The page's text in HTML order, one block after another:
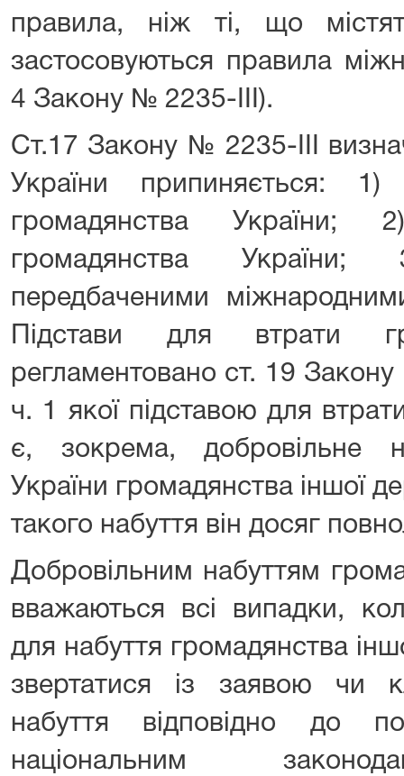
правила, ніж ті, що
застосовуються правила
4 Закону № 2235-III).
Ст.17 Закону № 2235-III
України припиняється:
громадянства України;
громадянства
передбаченими
Підстави для втрати
регламентовано ст. 19
ч. 1 якої підставою для
є, зокрема, добровільне
України громадянства іншої
такого набуття він досяг
Добровільним набуттям
вважаються всі випадки,
для набуття громадянства
звертатися із заявою чи
набуття відповідно до
національним